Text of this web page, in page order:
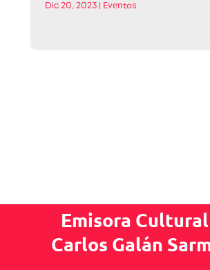
Dic 20, 2023| Eventos
Emisora
Carlos Galán